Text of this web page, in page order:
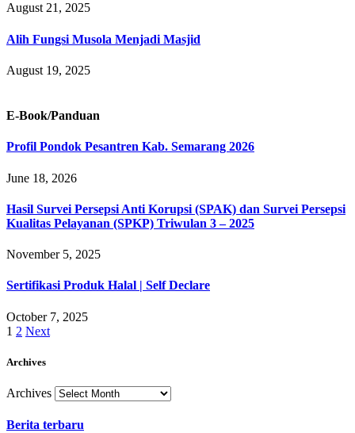
August 21, 2025
Alih Fungsi Musola Menjadi Masjid
August 19, 2025
E-Book/Panduan
Profil Pondok Pesantren Kab. Semarang 2026
June 18, 2026
Hasil Survei Persepsi Anti Korupsi (SPAK) dan Survei Persepsi
Kualitas Pelayanan (SPKP) Triwulan 3 – 2025
November 5, 2025
Sertifikasi Produk Halal | Self Declare
October 7, 2025
1 2 Next
Archives
Archives
Berita terbaru